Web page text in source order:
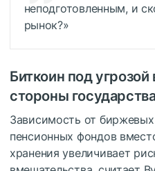
неподготовленным, и
рынок?»
Биткоин под
стороны
Зависимость от
пенсионных фондов
хранения увеличивает